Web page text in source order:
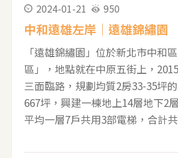
2024-01-21
950
中和遠雄左岸｜遠雄錦繡園
「遠雄錦繡園」位於新北市中和
區」，地點就在中原五街上，
三面臨路，規劃均質2房33-35坪
667坪，興建一棟地上14層地下2
平均一層7戶共用3部電梯，合計
大廳、交誼廳、閱覽室、健身房